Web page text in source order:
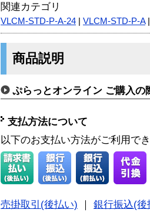
関連カテゴリ
VLCM-STD-P-A-24 VLCM-STD-P-A
商品説明
ぷらっとオンライン ご購入の
支払方法について
以下のお支払い方法がご利用で
売掛取引(後払い)
銀行振込(後